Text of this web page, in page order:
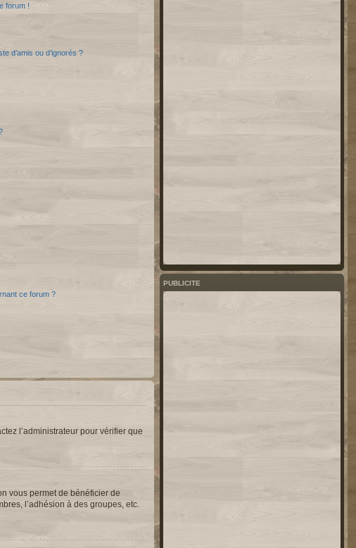
forum !
d’amis ou d’ignorés ?
ce forum ?
l’administrateur pour vérifier que
vous permet de bénéficier de
l’adhésion à des groupes, etc.
PUBLICITE